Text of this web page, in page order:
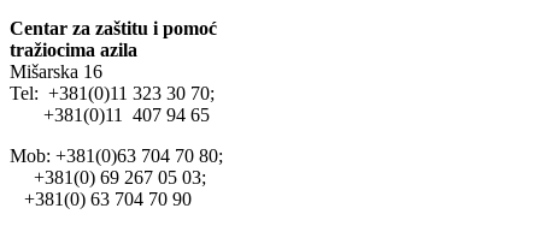
Centar za zaštitu i pomoć
tražiocima azila
Mišarska 16
Tel: +381(0)11 323 30 70;
+381(0)11 407 94 65
Mob: +381(0)63 704 70 80;
+381(0) 69 267 05 03;
+381(0) 63 704 70 90